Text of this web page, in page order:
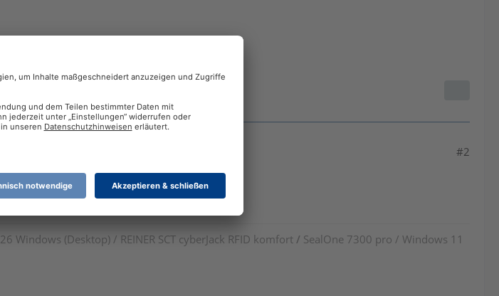
#2
Windows (Desktop) / REINER SCT cyberJack RFID komfort / SealOne 7300 pro / Windows 11